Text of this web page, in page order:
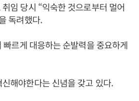
임 당시 “익숙한 것으로부터 멀어
독려했다.
르게 대응하는 순발력을 중요하게
해야한다는 신념을 갖고 있다.